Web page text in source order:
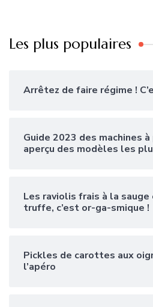
Les plus populaires
Arrêtez de faire régime !
Guide 2023 des machines
aperçu des modèles les
Les raviolis frais à la sauge
truffe, c’est or-ga-smique !
Pickles de carottes aux
l’apéro